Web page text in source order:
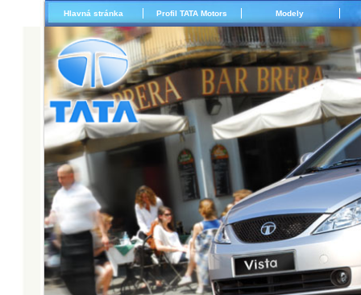
Hlavná stránka Profil TATA Motors Modely